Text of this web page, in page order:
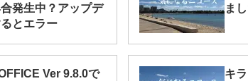
発生中？アップデ
とエラー
まし
Ver 9.8.0で
キ